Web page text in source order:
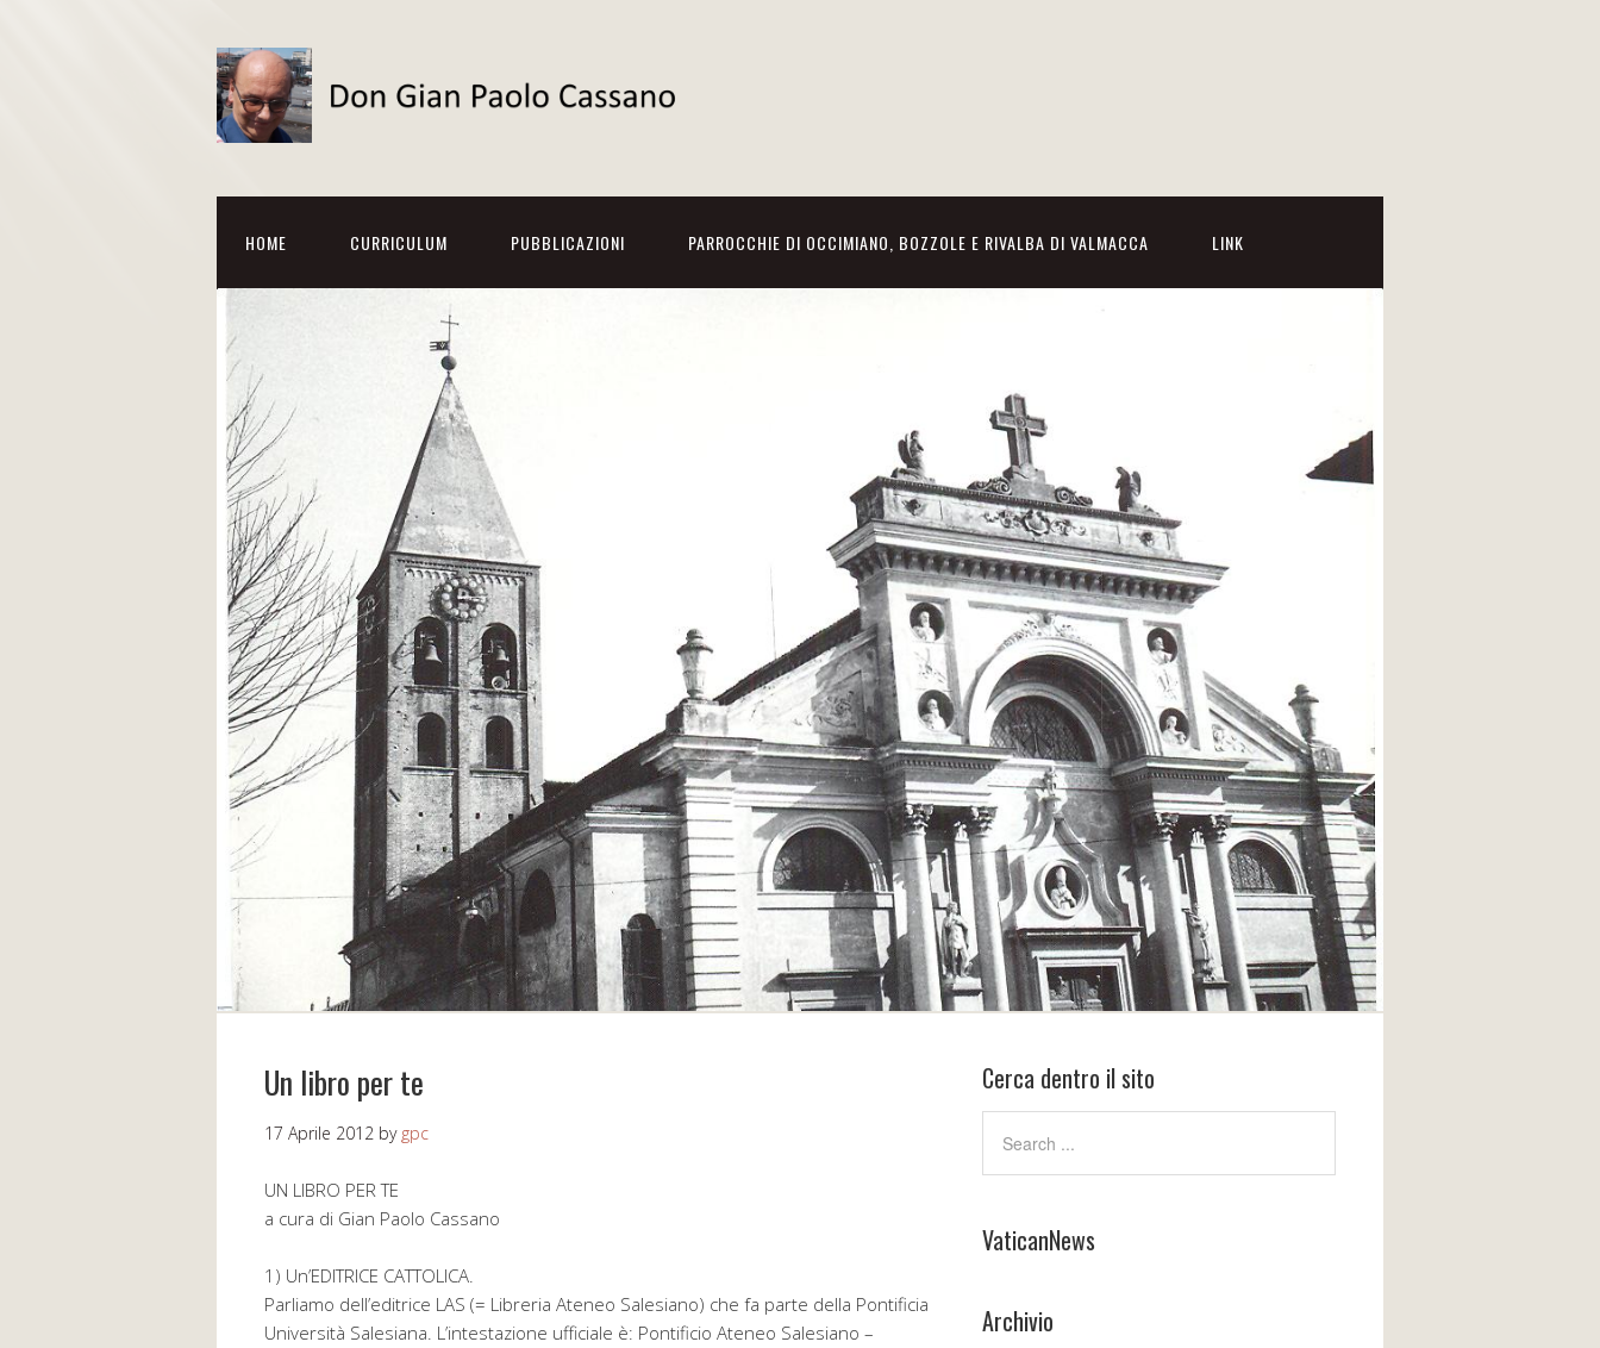
HOME CURRICULUM PUBBLICAZIONI PARROCCHIE DI OCCIMIANO, BOZZOLE E RIVALBA DI VALMACCA LINK
Un libro per te
17 Aprile 2012 by gpc
UN LIBRO PER TE
a cura di Gian Paolo Cassano
1) Un’EDITRICE CATTOLICA.
Parliamo dell’editrice LAS (= Libreria Ateneo Salesiano) che fa parte della Pontificia
Università Salesiana. L’intestazione ufficiale è: Pontificio Ateneo Salesiano –
Cerca dentro il sito
VaticanNews
Archivio